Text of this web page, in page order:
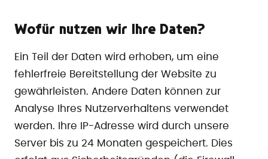
Wofür nutzen wir Ihre Daten?
Ein Teil der Daten wird erhoben, um eine
fehlerfreie Bereitstellung der Website zu
gewährleisten. Andere Daten können zur
Analyse Ihres Nutzerverhaltens verwendet
werden. Ihre IP-Adresse wird durch unsere
Server bis zu 24 Monaten gespeichert. Dies